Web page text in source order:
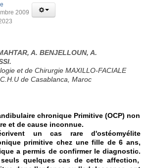
2009
A. BENJELLOUN, A.
et de Chirurgie MAXILLO-FACIALE
de Casablanca, Maroc
chronique Primitive (OCP) non
et de cause inconnue.
un cas rare d'ostéomyélite
primitive chez une fille de 6 ans,
a permis de confirmer le diagnostic.
seuls quelques cas de cette affection,